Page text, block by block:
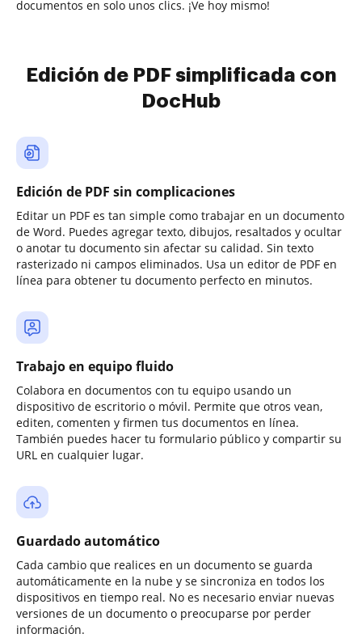
documentos en solo unos clics. ¡Ve hoy mismo!
Edición de PDF simplificada con
DocHub
Edición de PDF sin complicaciones
Editar un PDF es tan simple como trabajar en un documento
de Word. Puedes agregar texto, dibujos, resaltados y ocultar
o anotar tu documento sin afectar su calidad. Sin texto
rasterizado ni campos eliminados. Usa un editor de PDF en
línea para obtener tu documento perfecto en minutos.
Trabajo en equipo fluido
Colabora en documentos con tu equipo usando un
dispositivo de escritorio o móvil. Permite que otros vean,
editen, comenten y firmen tus documentos en línea.
También puedes hacer tu formulario público y compartir su
URL en cualquier lugar.
Guardado automático
Cada cambio que realices en un documento se guarda
automáticamente en la nube y se sincroniza en todos los
dispositivos en tiempo real. No es necesario enviar nuevas
versiones de un documento o preocuparse por perder
información.